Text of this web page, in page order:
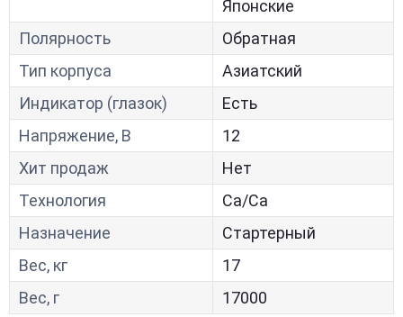
Японские
Полярность
Обратная
Тип корпуса
Азиатский
Индикатор (глазок)
Есть
Напряжение, В
12
Хит продаж
Нет
Технология
Са/Са
Назначение
Стартерный
Вес, кг
17
Вес, г
17000